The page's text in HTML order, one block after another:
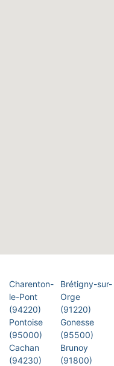
Charenton-
le-Pont
(94220)
Pontoise
(95000)
Cachan
(94230)
Brétigny-sur-
Orge
(91220)
Gonesse
(95500)
Brunoy
(91800)